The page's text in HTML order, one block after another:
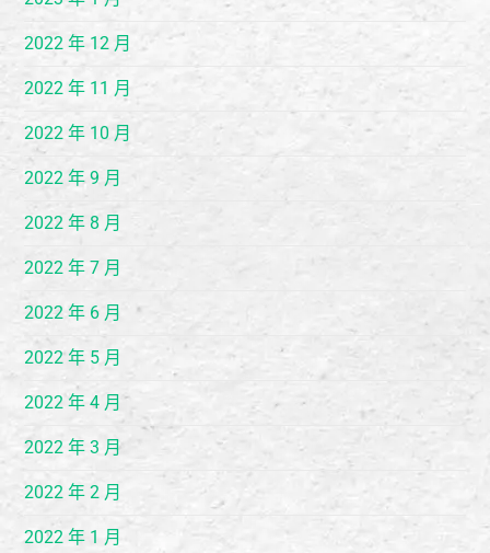
2022 年 12 月
2022 年 11 月
2022 年 10 月
2022 年 9 月
2022 年 8 月
2022 年 7 月
2022 年 6 月
2022 年 5 月
2022 年 4 月
2022 年 3 月
2022 年 2 月
2022 年 1 月